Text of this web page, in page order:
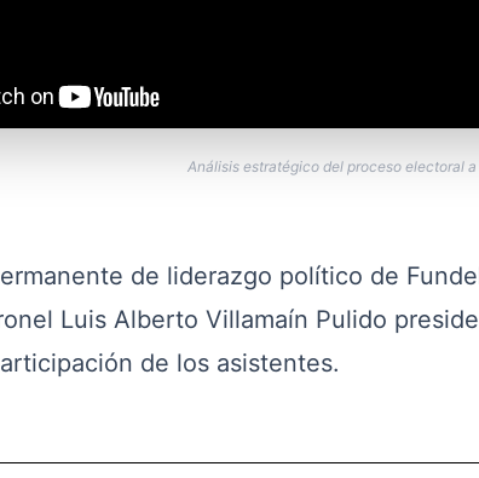
Análisis estratégico del proceso electoral
de liderazgo político de
Luis Alberto Villamaín Pulido
de los asistentes.